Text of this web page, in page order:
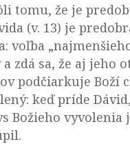
tomu, že je
(v. 13) je
sa, že aj jeho
podčiarkuje Boží
keď príde
Božieho